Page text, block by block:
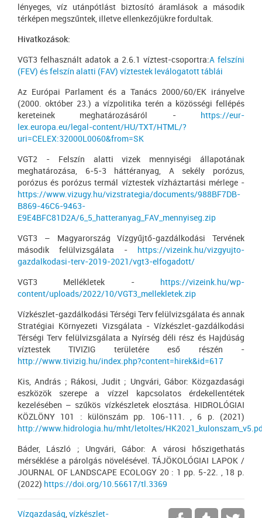
lényeges, víz utánpótlást biztosító áramlások a második
térképen megszűntek, illetve ellenkezőjükre fordultak.
Hivatkozások:
VGT3 felhasznált adatok a 2.6.1 víztest-csoportra:A felszíni
(FEV) és felszín alatti (FAV) víztestek leválogatott táblái
Az Európai Parlament és a Tanács 2000/60/EK irányelve
(2000. október 23.) a vízpolitika terén a közösségi fellépés
kereteinek meghatározásáról - https://eur-
lex.europa.eu/legal-content/HU/TXT/HTML/?
uri=CELEX:32000L0060&from=SK
VGT2 - Felszín alatti vizek mennyiségi állapotának
meghatározása, 6-5-3 háttéranyag, A sekély porózus,
porózus és porózus termál víztestek vízháztartási mérlege -
https://www.vizugy.hu/vizstrategia/documents/988BF7DB-
B869-46C6-9463-
E9E4BFC81D2A/6_5_hatteranyag_FAV_mennyiseg.zip
VGT3 – Magyarország Vízgyűjtő-gazdálkodási Tervének
második felülvizsgálata - https://vizeink.hu/vizgyujto-
gazdalkodasi-terv-2019-2021/vgt3-elfogadott/
VGT3 Mellékletek - https://vizeink.hu/wp-
content/uploads/2022/10/VGT3_mellekletek.zip
Vízkészlet-gazdálkodási Térségi Terv felülvizsgálata és annak
Stratégiai Környezeti Vizsgálata - Vízkészlet-gazdálkodási
Térségi Terv felülvizsgálata a Nyírség déli rész és Hajdúság
víztestek TIVIZIG területére eső részén -
http://www.tivizig.hu/index.php?content=hirek&id=617
Kis, András ; Rákosi, Judit ; Ungvári, Gábor: Közgazdasági
eszközök szerepe a vízzel kapcsolatos érdekellentétek
kezelésében – szűkös vízkészletek elosztása. HIDROLÓGIAI
KÖZLÖNY 101 : különszám pp. 106-111. , 6 p. (2021)
http://www.hidrologia.hu/mht/letoltes/
Báder, László ; Ungvári, Gábor: A városi hőszigethatás
mérséklése a párolgás növelésével. TÁJÖKOLÓGIAI LAPOK /
JOURNAL OF LANDSCAPE ECOLOGY 20 : 1 pp. 5-22. , 18 p.
(2022) https://doi.org/10.56617/tl.3369
Vízgazdaság,vízkészlet-